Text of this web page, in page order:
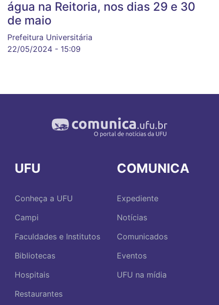
água na Reitoria, nos dias 29 e 30
de maio
Prefeitura Universitária
22/05/2024 - 15:09
UFU
Conheça a UFU
Campi
Faculdades e Institutos
Bibliotecas
Hospitais
Restaurantes
COMUNICA
Expediente
Notícias
Comunicados
Eventos
UFU na mídia